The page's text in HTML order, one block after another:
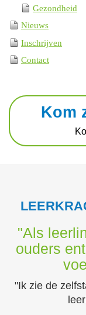
Gezondheid
Nieuws
Inschrijven
Contact
Kom
"Als
ouders
"Ik zie de